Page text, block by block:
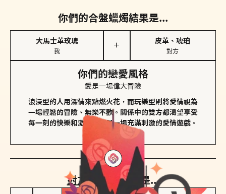
你們的合盤蠟燭結果是...
大馬士革玫瑰
我
＋
皮革、琥珀
對方
你們的戀愛風格
愛是一場偉大冒險
浪漫型的人用深情來點燃火花，而玩樂型則將愛情視為
一場輕鬆的冒險、無樂不歡。關係中的雙方都渴望享受
每一刻的快樂和激動，像是一場充滿刺激的愛情遊戲。
對方的主調蠟燭是...